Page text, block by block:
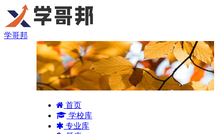
学哥邦
首页
学校库
专业库